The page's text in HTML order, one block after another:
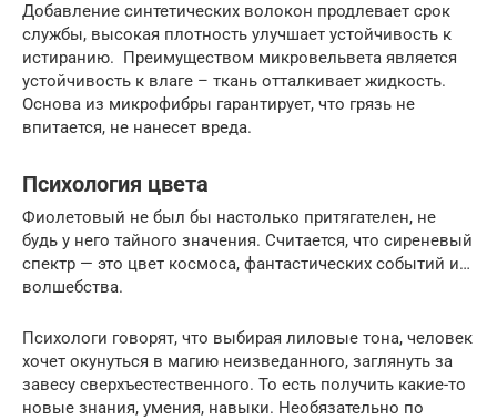
Добавление синтетических волокон продлевает срок
службы, высокая плотность улучшает устойчивость к
истиранию. Преимуществом микровельвета является
устойчивость к влаге – ткань отталкивает жидкость.
Основа из микрофибры гарантирует, что грязь не
впитается, не нанесет вреда.
Психология цвета
Фиолетовый не был бы настолько притягателен, не
будь у него тайного значения. Считается, что сиреневый
спектр — это цвет космоса, фантастических событий и…
волшебства.
Психологи говорят, что выбирая лиловые тона, человек
хочет окунуться в магию неизведанного, заглянуть за
завесу сверхъестественного. То есть получить какие-то
новые знания, умения, навыки. Необязательно по